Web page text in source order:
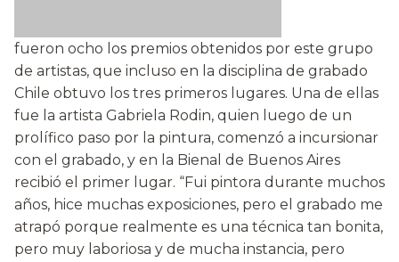
fueron ocho los premios obtenidos por este grupo
de artistas, que incluso en la disciplina de grabado
Chile obtuvo los tres primeros lugares. Una de ellas
fue la artista Gabriela Rodin, quien luego de un
prolífico paso por la pintura, comenzó a incursionar
con el grabado, y en la Bienal de Buenos Aires
recibió el primer lugar. “Fui pintora durante muchos
años, hice muchas exposiciones, pero el grabado me
atrapó porque realmente es una técnica tan bonita,
pero muy laboriosa y de mucha instancia, pero